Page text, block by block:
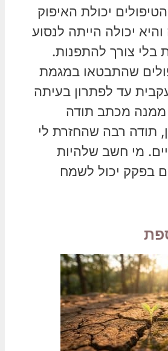
יכולת האיפוק
יכולה הייתה לנסוע
בלי צורך להתפנות.
15 טיפולים שהתבטאו במגמת
עד לפתרון בעיתה
ממנה מכתב תודה
תודה רבה שהחזרת לי
מי חשב שלהיות
בפקק יכול לשמח